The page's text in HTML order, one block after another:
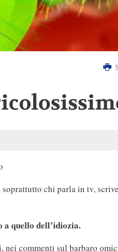
chi parla in tv,
quello dell’idiozia.
nei commenti sul barbaro